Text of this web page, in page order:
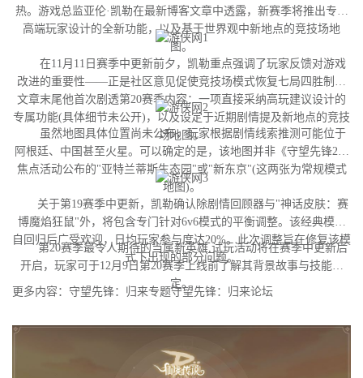
热。游戏总监亚伦·凯勒在最新博客文章中透露，新赛季将推出专为
高端玩家设计的全新功能，以及基于世界观中新地点的竞技场地
图。
在11月11日赛季中更新前夕，凯勒重点强调了玩家反馈对游戏
改进的重要性——正是社区意见促使竞技场模式恢复七局四胜制。
文章末尾他首次剧透第20赛季内容：一项直接采纳高玩建议设计的
专属功能(具体细节未公开)，以及设定于近期剧情提及新地点的竞技
场地图。
虽然地图具体位置尚未公布，玩家根据剧情线索推测可能位于
阿根廷、中国甚至火星。可以确定的是，该地图并非《守望先锋2》
焦点活动公布的"亚特兰蒂斯生态园"或"新东京"(这两张为常规模式
地图)。
关于第19赛季中更新，凯勒确认除剧情回顾器与"神话皮肤：赛
博魔焰狂鼠"外，将包含专门针对6v6模式的平衡调整。该经典模式
自回归后广受欢迎，日均玩家参与度达20%。此次调整旨在修复该模
式下出现的部分问题。
第20赛季最令人期待的当属新英雄,试玩活动将在赛季中更新后
开启，玩家可于12月9日第20赛季上线前了解其背景故事与技能设
定。
更多内容：守望先锋：归来专题守望先锋：归来论坛